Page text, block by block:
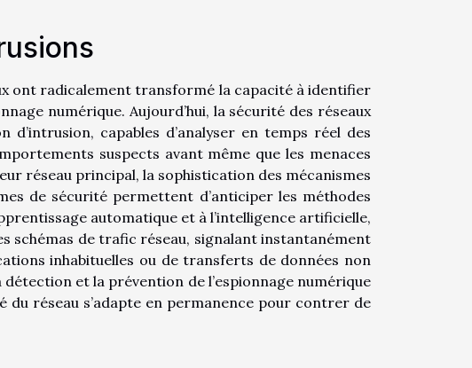
ont radicalement transformé la capacité à identifier
numérique. Aujourd’hui, la sécurité des réseaux
d’intrusion, capables d’analyser en temps réel des
suspects avant même que les menaces
réseau principal, la sophistication des mécanismes
de sécurité permettent d’anticiper les méthodes
automatique et à l’intelligence artificielle,
schémas de trafic réseau, signalant instantanément
inhabituelles ou de transferts de données non
et la prévention de l’espionnage numérique
réseau s’adapte en permanence pour contrer de